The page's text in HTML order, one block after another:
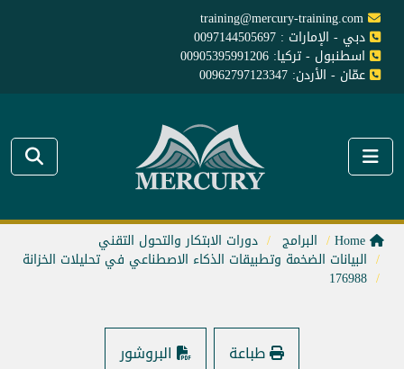
training@mercury-training.com
دبي - الإمارات : 0097144505697
اسطنبول - تركيا: 00905395991206
عمّان - الأردن: 00962797123347
البرامج دورات الابتكار والتحول التقني
البيانات الضخمة وتطبيقات الذكاء الاصطناعي في تحليلات الخزانة
176988
طباعة البروشور